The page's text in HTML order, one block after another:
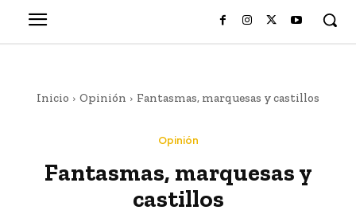
Inicio Opinión Fantasmas, marquesas y castillos
Opinión
Fantasmas, marquesas y
castillos